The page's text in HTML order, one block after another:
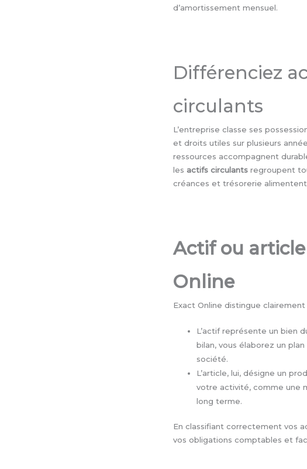
d’amortissement mensuel.
Différenciez
circulants
L’entreprise classe ses
et droits utiles sur plusieurs
ressources accompagnent
les actifs circulants regroupent
créances et trésorerie
Actif ou
Online
Exact Online distingue clairement
L’actif représente un bien
bilan, vous élaborez un
société.
L’article, lui, désigne un
votre activité, comme une
long terme.
En classifiant correctement vos
vos obligations comptables et